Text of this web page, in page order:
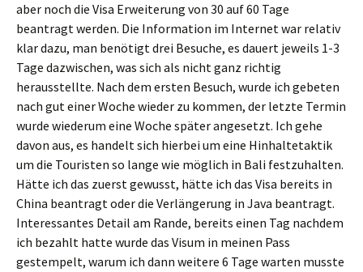
aber noch die Visa Erweiterung von 30 auf 60 Tage
beantragt werden. Die Information im Internet war relativ
klar dazu, man benötigt drei Besuche, es dauert jeweils 1-3
Tage dazwischen, was sich als nicht ganz richtig
herausstellte. Nach dem ersten Besuch, wurde ich gebeten
nach gut einer Woche wieder zu kommen, der letzte Termin
wurde wiederum eine Woche später angesetzt. Ich gehe
davon aus, es handelt sich hierbei um eine Hinhaltetaktik
um die Touristen so lange wie möglich in Bali festzuhalten.
Hätte ich das zuerst gewusst, hätte ich das Visa bereits in
China beantragt oder die Verlängerung in Java beantragt.
Interessantes Detail am Rande, bereits einen Tag nachdem
ich bezahlt hatte wurde das Visum in meinen Pass
gestempelt, warum ich dann weitere 6 Tage warten musste